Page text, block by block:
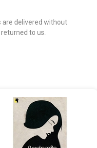
are delivered without
to us.